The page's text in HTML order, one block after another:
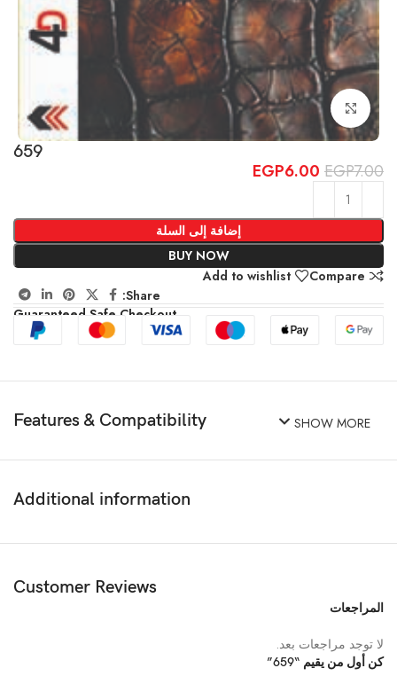
Click to enlarge
659
EGP7.00
EGP6.00
إضافة إلى السلة
BUY NOW
Compare
Add to wishlist
Share:
Guaranteed Safe Checkout
Features & Compatibility SHOW MORE
Additional information
Customer Reviews
المراجعات
لا توجد مراجعات بعد.
كن أول من يقيم “659”